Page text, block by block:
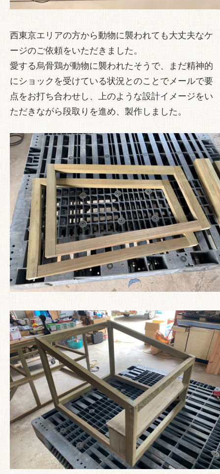
西東京エリアの方から動物に襲われても大丈夫なケ
ージのご依頼をいただきました。
愛する烏骨鶏が動物に襲われたそうで、まだ精神的
にショックを受けている状況とのことでメールで要
点をお打ち合わせし、上のような設計イメージをい
ただきながら段取りを進め、製作しました。